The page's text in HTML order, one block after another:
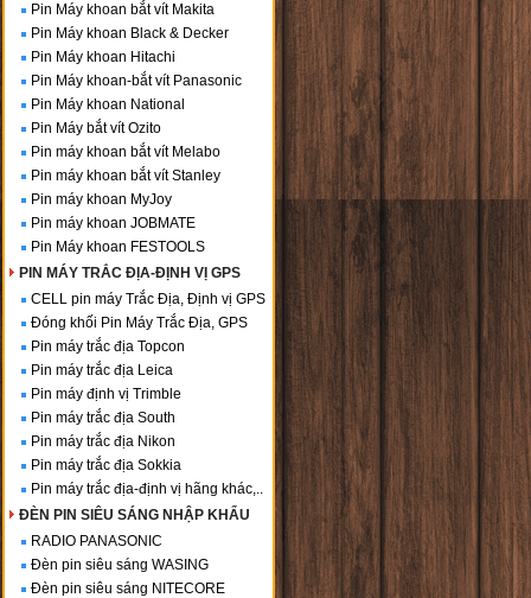
Pin Máy khoan bắt vít Makita
Pin Máy khoan Black & Decker
Pin Máy khoan Hitachi
Pin Máy khoan-bắt vít Panasonic
Pin Máy khoan National
Pin Máy bắt vít Ozito
Pin máy khoan bắt vít Melabo
Pin máy khoan bắt vít Stanley
Pin máy khoan MyJoy
Pin máy khoan JOBMATE
Pin Máy khoan FESTOOLS
PIN MÁY TRẮC ĐỊA-ĐỊNH VỊ GPS
CELL pin máy Trắc Địa, Định vị GPS
Đóng khối Pin Máy Trắc Địa, GPS
Pin máy trắc địa Topcon
Pin máy trắc địa Leica
Pin máy định vị Trimble
Pin máy trắc địa South
Pin máy trắc địa Nikon
Pin máy trắc địa Sokkia
Pin máy trắc địa-định vị hãng khác,..
ĐÈN PIN SIÊU SÁNG NHẬP KHẨU
RADIO PANASONIC
Đèn pin siêu sáng WASING
Đèn pin siêu sáng NITECORE